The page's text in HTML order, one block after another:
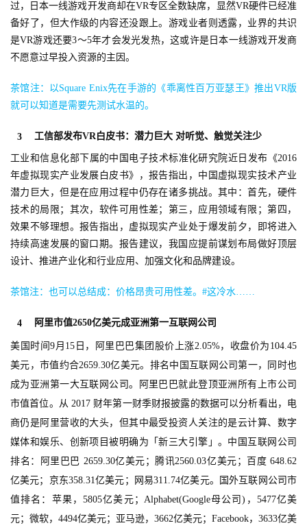
过，日本一线游戏开发商却在VR专区全数缺席，显然VR硬件已经准
备好了，但大作级的内容还没跟上。游戏业者则透露，业界的共识
是VR游戏还要3～5年才会发光发热，这或许是日本一线游戏开发商
不愿意过早投入资源的主因。
茶馆注：以Square Enix先在手游的《乖离性百万亚瑟王》推出VR版
就可以知道是需要先测试水温的。
3 工信部发布VR白皮书：潜力巨大 对听觉、触觉关注少
工业和信息化部下属的中国电子技术标准化研究院近日发布《2016
年虚拟现实产业发展白皮书》，报告指出，中国虚拟现实技术产业
潜力巨大，但是在应用过程中仍存在诸多挑战。其中：首先，硬件
技术的局限；其次，软件可用性差；第三，应用领域有限；第四，
效果不够理想。报告指出，虚拟现实产业处于爆发前夕，即将进入
持续高速发展的窗口期。报告建议，我国应提前谋划布局做好顶层
设计、推进产业化和行业应用、加强文化和品牌建设。
茶馆注：也可以总结成：价格昂贵可用性差。#这冷水……
4 阿里市值2650亿美元成亚洲第一互联网公司
美国时间9月15日，阿里巴巴集团股价上涨2.05%，收盘价为104.45
美元，市值约合2659.30亿美元。排名中国互联网公司第一，同时也
成为亚洲第一大互联网公司。阿里巴巴就此登顶亚洲所有上市公司
市值首位。从 2017 财年第一财季财报披露的数据可以分析看出，电
商仍是阿里营收的大头，但其中最受投资人关注的是云计算、数字
媒体和娱乐、创新项目被明确为「新三大引擎」。中国互联网公司
排名：阿里巴巴 2659.30亿美元；腾讯2560.03亿美元；百度 648.62
亿美元；京东358.31亿美元；网易311.74亿美元。国外互联网公司市
值排名：苹果，5805亿美元；Alphabet(Google母公司)，5477亿美
元；微软，4494亿美元；亚马逊，3662亿美元；Facebook，3633亿美